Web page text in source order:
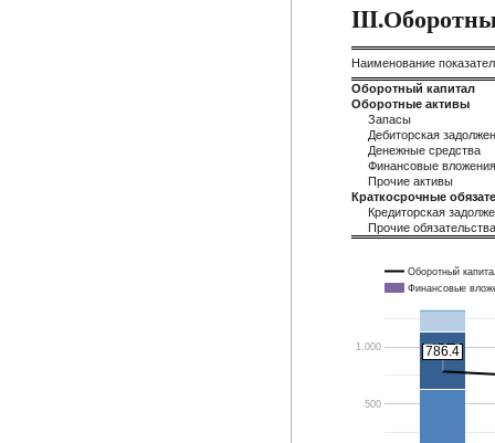
Наименование
Оборотный капитал
Оборотные активы
Запасы
Дебиторская
Денежные средства
Финансовые вложения
Прочие активы
Краткосрочные
Кредиторская
Прочие обязательства
Оборотный
Финансовые
500
1,000 786.4
786.4